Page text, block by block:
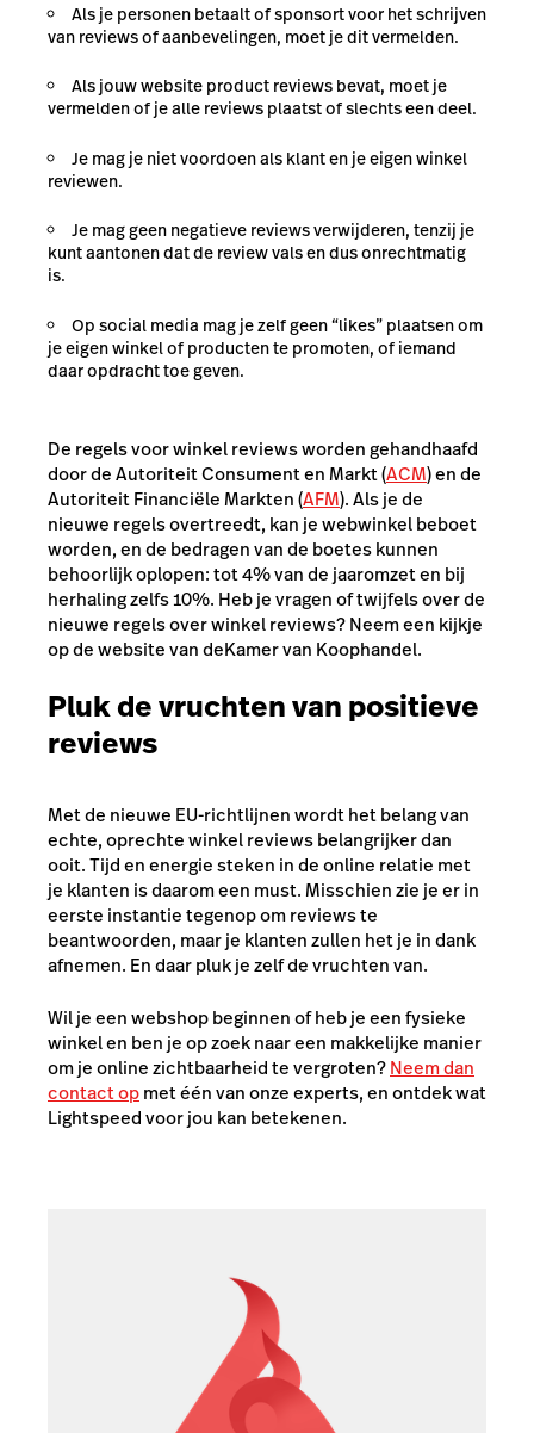
Als je personen betaalt of sponsort voor het schrijven
van reviews of aanbevelingen, moet je dit vermelden.
Als jouw website product reviews bevat, moet je
vermelden of je alle reviews plaatst of slechts een deel.
Je mag je niet voordoen als klant en je eigen winkel
reviewen.
Je mag geen negatieve reviews verwijderen, tenzij je
kunt aantonen dat de review vals en dus onrechtmatig
is.
Op social media mag je zelf geen “likes” plaatsen om
je eigen winkel of producten te promoten, of iemand
daar opdracht toe geven.
De regels voor winkel reviews worden gehandhaafd
door de Autoriteit Consument en Markt (ACM) en de
Autoriteit Financiële Markten (AFM). Als je de
nieuwe regels overtreedt, kan je webwinkel beboet
worden, en de bedragen van de boetes kunnen
behoorlijk oplopen: tot 4% van de jaaromzet en bij
herhaling zelfs 10%. Heb je vragen of twijfels over de
nieuwe regels over winkel reviews? Neem een kijkje
op de website van deKamer van Koophandel.
Pluk de vruchten van positieve
reviews
Met de nieuwe EU-richtlijnen wordt het belang van
echte, oprechte winkel reviews belangrijker dan
ooit. Tijd en energie steken in de online relatie met
je klanten is daarom een must. Misschien zie je er in
eerste instantie tegenop om reviews te
beantwoorden, maar je klanten zullen het je in dank
afnemen. En daar pluk je zelf de vruchten van.
Wil je een webshop beginnen of heb je een fysieke
winkel en ben je op zoek naar een makkelijke manier
om je online zichtbaarheid te vergroten?Neem dan
contact opmet één van onze experts, en ontdek wat
Lightspeed voor jou kan betekenen.